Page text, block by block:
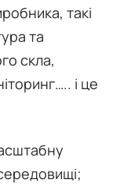
такі
та
скла,
і це